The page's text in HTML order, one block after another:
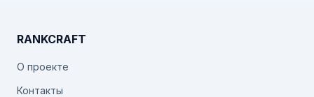
RANKCRAFT
О проекте
Контакты